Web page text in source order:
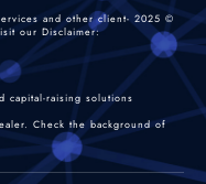
and other client-
our Disclaimer:
raising solutions.
Check the background of